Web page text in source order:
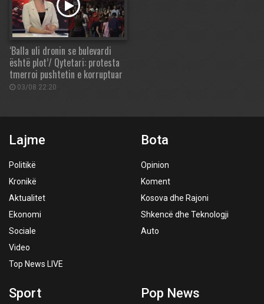
‘Balla uli dronin se bulevardi
është plot’/ Qytetari: protesta
tmerroi pushtetin e korruptuar
03/08 22:20
Lajme
Politikë
Kronikë
Aktualitet
Ekonomi
Sociale
Video
Top News LIVE
Bota
Opinion
Koment
Kosova dhe Rajoni
Shkencë dhe Teknologji
Auto
Sport Pop News